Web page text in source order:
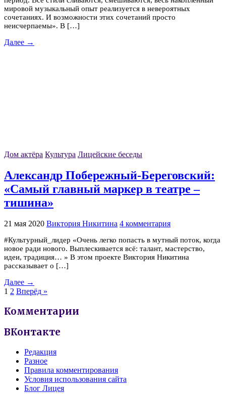
мировой музыкальный опыт реализуется в невероятных
сочетаниях. И возможности этих сочетаний просто
неисчерпаемы». В […]
Далее →
Дом актёра Культура Лицейские беседы
Александр Побережный-Береговский:
«Самый главный маркер в театре –
тишина»
21 мая 2020 Виктория Никитина 4 комментария
#Культурный_лидер «Очень легко попасть в мутный поток, когда
новое ради нового. Выплескивается всё: талант, мастерство,
идеи, традиция… » В этом проекте Виктория Никитина
рассказывает о […]
Далее →
1 2 Вперёд »
Комментарии
ВКонтакте
Редакция
Разное
Правила комментирования
Условия использования сайта
Блог Лицея